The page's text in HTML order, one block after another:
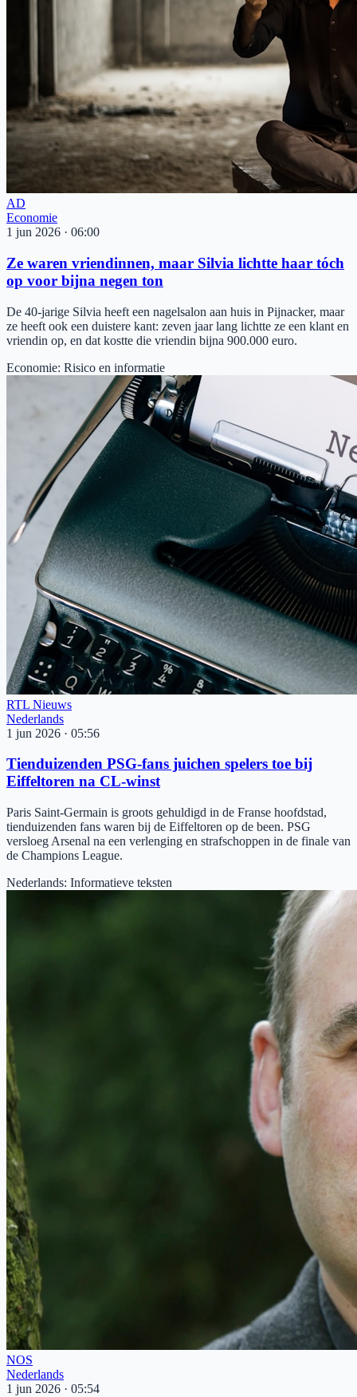
AD
Economie
1 jun 2026 · 06:00
Ze waren vriendinnen, maar Silvia lichtte haar tóch
op voor bijna negen ton
De 40-jarige Silvia heeft een nagelsalon aan huis in Pijnacker, maar
ze heeft ook een duistere kant: zeven jaar lang lichtte ze een klant en
vriendin op, en dat kostte die vriendin bijna 900.000 euro.
Economie: Risico en informatie
RTL Nieuws
Nederlands
1 jun 2026 · 05:56
Tienduizenden PSG-fans juichen spelers toe bij
Eiffeltoren na CL-winst
Paris Saint-Germain is groots gehuldigd in de Franse hoofdstad,
tienduizenden fans waren bij de Eiffeltoren op de been. PSG
versloeg Arsenal na een verlenging en strafschoppen in de finale van
de Champions League.
Nederlands: Informatieve teksten
NOS
Nederlands
1 jun 2026 · 05:54